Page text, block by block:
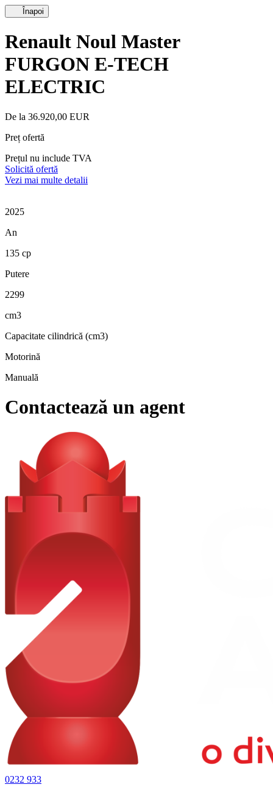
Înapoi
Renault Noul Master
FURGON E-TECH
ELECTRIC
De la 36.920,00 EUR
Preț ofertă
Prețul nu include TVA
Solicită ofertă
Vezi mai multe detalii
2025
An
135 cp
Putere
2299
cm3
Capacitate cilindrică (cm3)
Motorină
Manuală
Contactează un agent
0232 933